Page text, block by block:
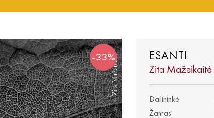
-33% ESANTI
Zita Mažeikaitė
Dailininkė
Žanras